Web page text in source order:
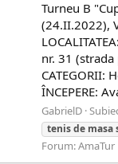
Turneu B
(24.II.2022),
nr. 31
CATEGORII:
ÎNCEPERE:
GabrielD
tenisde masa
Forum:AmaTur